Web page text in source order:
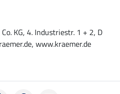
KG, 4. Industriestr. 1 + 2, D
www.kraemer.de